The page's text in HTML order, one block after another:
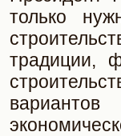
только
традиции,